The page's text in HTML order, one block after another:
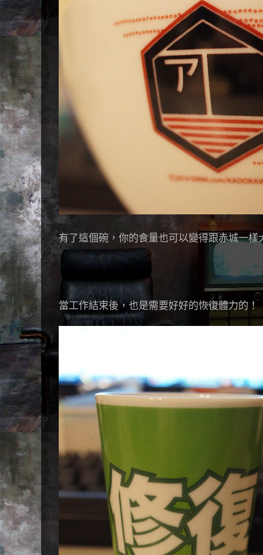
有了這個碗，你的食量也可以變得跟赤城一樣
當工作結束後，也是需要好好的恢復體力的！